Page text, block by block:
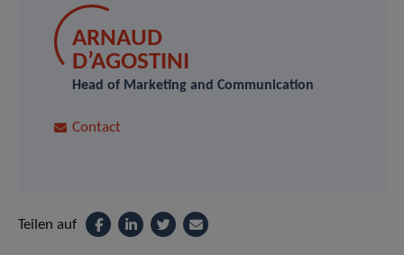
ARNAUD
D’AGOSTINI
Head of Marketing and Communication
Contact
Teilen auf